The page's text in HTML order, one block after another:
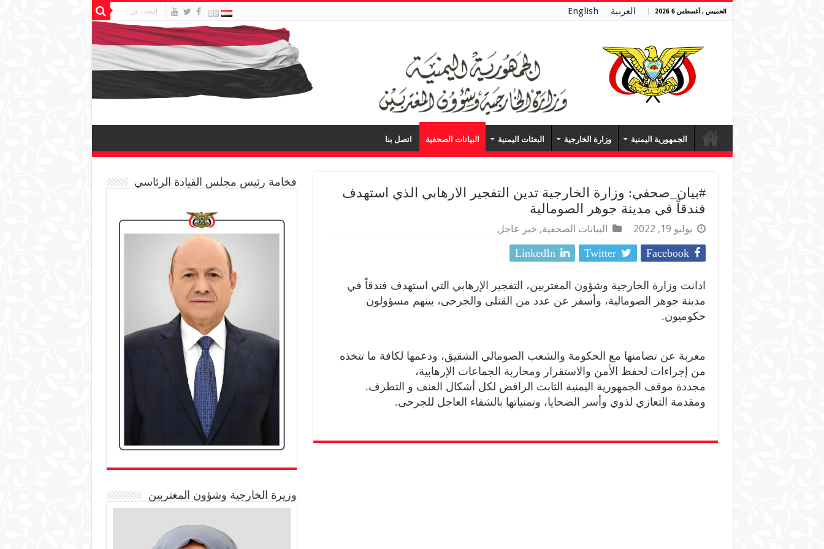
الخميس , أغسطس 6 2026 العربية English
الجمهورية اليمنية وزارة الخارجية البعثات اليمنية البيانات الصحفية اتصل بنا
#بيان_صحفي: وزارة الخارجية تدين التفجير الارهابي الذي استهدف
فندقاً في مدينة جوهر الصومالية
يوليو 19, 2022 البيانات الصحفية, خبر عاجل
Facebook
Twitter
LinkedIn
ادانت وزارة الخارجية وشؤون المغتربين، التفجير الإرهابي التي استهدف فندقاً في
مدينة جوهر الصومالية، وأسفر عن عدد من القتلى والجرحى، بينهم مسؤولون
حكوميون.
معربة عن تضامنها مع الحكومة والشعب الصومالي الشقيق، ودعمها لكافة ما تتخذه
من إجراءات لحفظ الأمن والاستقرار ومحاربة الجماعات الإرهابية،
مجددة موقف الجمهورية اليمنية الثابت الرافض لكل أشكال العنف و التطرف.
ومقدمة التعازي لذوي وأسر الضحايا، وتمنياتها بالشفاء العاجل للجرحى.
فخامة رئيس مجلس القيادة الرئاسي
وزيرة الخارجية وشؤون المغتربين